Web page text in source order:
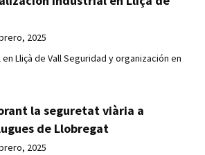
2025
Lliçà de Vall Seguridad y organización en
la seguretat viària a
de Llobregat
2025